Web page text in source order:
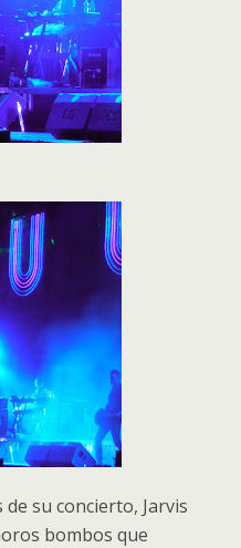
su concierto, Jarvis
bombos que